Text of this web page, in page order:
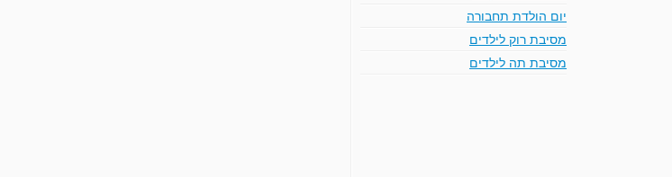
יום הולדת תחבורה
מסיבת רוק לילדים
מסיבת תה לילדים